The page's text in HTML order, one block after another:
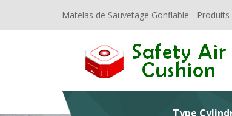
Matelas de Sauvetage Gonflable -
Type